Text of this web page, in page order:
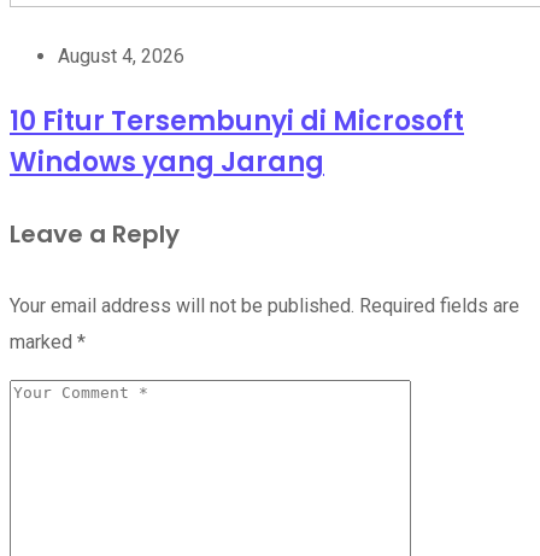
August 4, 2026
10 Fitur Tersembunyi di Microsoft
Windows yang Jarang
Leave a Reply
Your email address will not be published. Required fields are
marked *